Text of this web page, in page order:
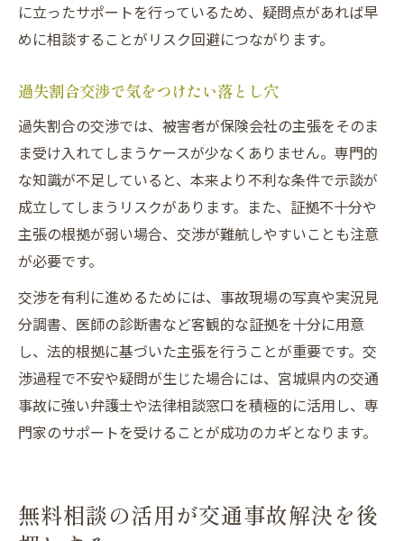
に立ったサポートを行っているため、疑問点があれば早
めに相談することがリスク回避につながります。
過失割合交渉で気をつけたい落とし穴
過失割合の交渉では、被害者が保険会社の主張をそのま
ま受け入れてしまうケースが少なくありません。専門的
な知識が不足していると、本来より不利な条件で示談が
成立してしまうリスクがあります。また、証拠不十分や
主張の根拠が弱い場合、交渉が難航しやすいことも注意
が必要です。
交渉を有利に進めるためには、事故現場の写真や実況見
分調書、医師の診断書など客観的な証拠を十分に用意
し、法的根拠に基づいた主張を行うことが重要です。交
渉過程で不安や疑問が生じた場合には、宮城県内の交通
事故に強い弁護士や法律相談窓口を積極的に活用し、専
門家のサポートを受けることが成功のカギとなります。
無料相談の活用が交通事故解決を後